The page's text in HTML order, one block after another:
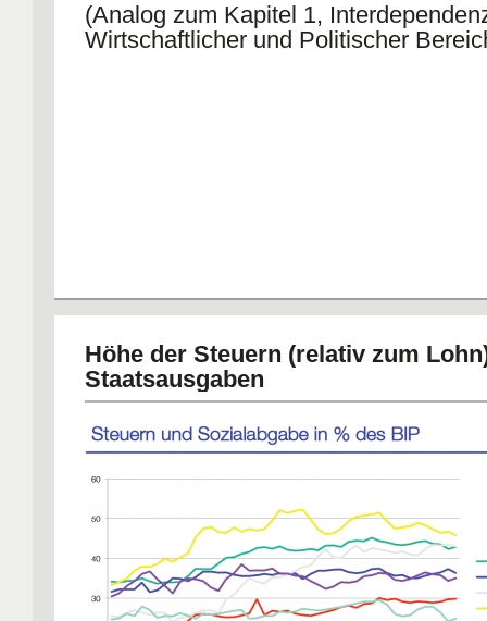
(Analog zum Kapitel 1,
Wirtschaftlicher und Politischer
Höhe der Steuern (relativ zum
Staatsausgaben